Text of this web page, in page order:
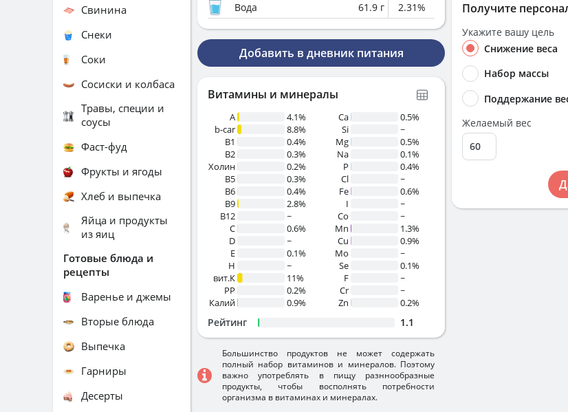
Вода
61.9 г 2.31%
Добавить в дневник питания
Витамины и минералы
A
4.1%
b-car
8.8%
В1
0.4%
B2
0.3%
Холин
0.2%
B5
0.3%
B6
0.4%
B9
2.8%
B12
~
C
0.6%
D
~
E
0.1%
H
~
вит.К
11%
PP
0.2%
Калий
0.9%
Ca
0.5%
Si
~
Mg
0.5%
Na
0.1%
P
0.4%
Cl
~
Fe
0.6%
I
~
Co
~
Mn
1.3%
Cu
0.9%
Mo
~
Se
0.1%
F
~
Cr
~
Zn
0.2%
Рейтинг 1.1
Большинство продуктов не может содержать
полный набор витаминов и минералов. Поэтому
важно употреблять в пищу разннообразные
продукты, чтобы восполнять потребности
организма в витаминах и минералах.
Получите
Укажите вашу цель
Снижение веса
Набор массы
Поддержание
Желаемый вес
Свинина
Снеки
Соки
Сосиски и колбаса
Травы, специи и
соусы
Фаст-фуд
Фрукты и ягоды
Хлеб и выпечка
Яйца и продукты
из яиц
Готовые блюда и
рецепты
Варенье и джемы
Вторые блюда
Выпечка
Гарниры
Десерты